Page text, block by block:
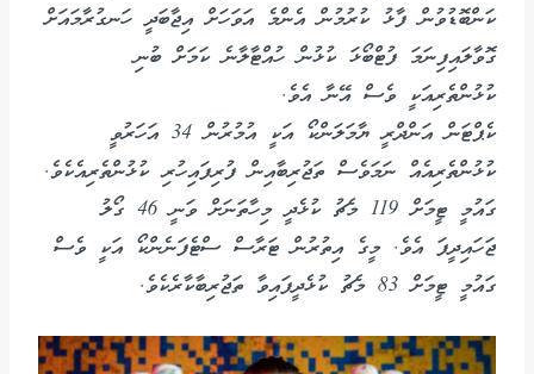
ކަންބޮޑުވުން ފާޅު ކުރުމުން އެންމެ އަވަހަށް އިޖާބަދީ ހަނގުރާމައަށް
ގޮވާލައިފިނަމަ ފުޓްބޯޅަ ކުޅުން ހުއްޓާލާނެ ކަމަށް ބުނި
ކުޅުންތެރިއަކީ ވެސް އޭނާ އެވެ.
ކެޕްޓަން އަންދްރީ ޔާމަލަންކޯ އަކީ އުމުރުން 34 އަހަރުވީ
ކުޅުންތެރިއެއް ނަމަވެސް ތަޖުރިބާއިން ފުރިފައިހުރި ކުޅުންތެރިއެކެވެ.
ގައުމީ ޓީމަށް 119 މެޗު ކުޅެދީ މިހާތަނަށް ވަނީ 46 ގޯލު
ޖަހައިދީފަ އެވެ. މީގެ އިތުރުން ޓަރާސް ސްޓެފަނެންކޯ އަކީ ވެސް
ގައުމީ ޓީމަށް 83 މެޗު ކުޅެދީފައިވާ ތަޖުރިބާކާރެކެވެ.